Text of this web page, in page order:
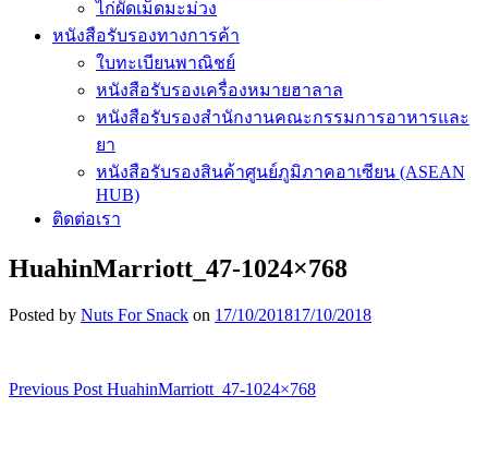
ไก่ผัดเม็ดมะม่วง
หนังสือรับรองทางการค้า
ใบทะเบียนพาณิชย์
หนังสือรับรองเครื่องหมายฮาลาล
หนังสือรับรองสำนักงานคณะกรรมการอาหารและ
ยา
หนังสือรับรองสินค้าศูนย์ภูมิภาคอาเซียน (ASEAN
HUB)
ติดต่อเรา
HuahinMarriott_47-1024×768
Posted by Nuts For Snack on 17/10/201817/10/2018
เมนู
Previous Post HuahinMarriott_47-1024×768